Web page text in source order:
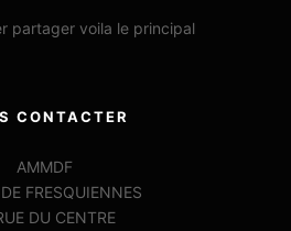
partager voila le principal
CONTACTER
AMMDF
FRESQUIENNES
DU CENTRE